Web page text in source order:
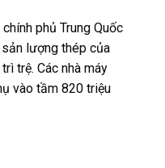
phủ Trung Quốc
lượng thép của
trệ. Các nhà máy
vào tầm 820 triệu